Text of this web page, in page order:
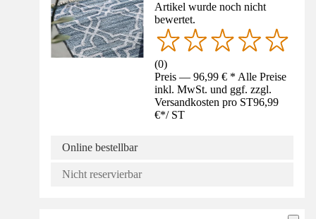
Artikel wurde noch nicht
bewertet.
(0)
Preis — 96,99 € * Alle Preise
inkl. MwSt. und ggf. zzgl.
Versandkosten pro ST96,99
€*/ ST
Online bestellbar
Nicht reservierbar